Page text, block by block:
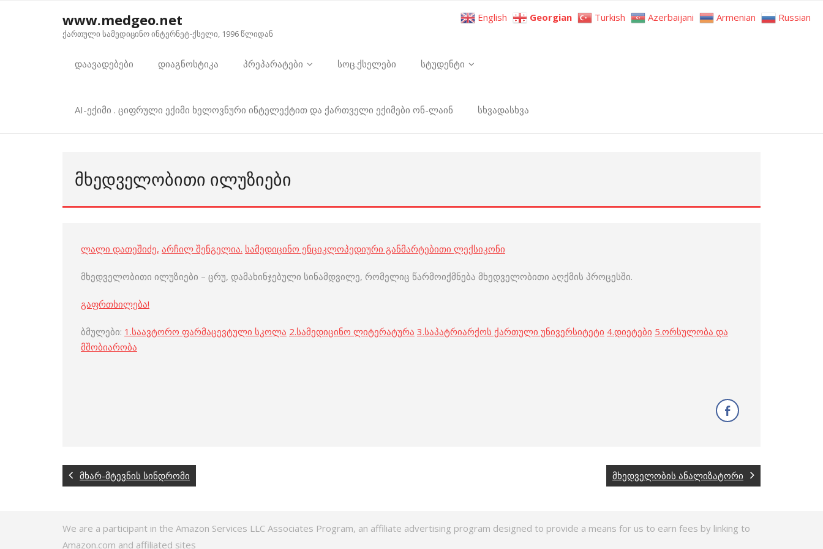
www.medgeo.net
ქართული სამედიცინო ინტერნეტ-ქსელი, 1996 წლიდან
დაავადებები დიაგნოსტიკა პრეპარატები სოც.ქსელები სტუდენტი
AI-ექიმი . ციფრული ექიმი ხელოვნური ინტელექტით და ქართველი ექიმები ონ-ლაინ სხვადასხვა
ᲛᲮᲔᲓᲕᲔᲚᲝᲑᲘᲗᲘ ᲘᲚᲣᲖᲘᲔᲑᲘ
ლალი დათეშიძე, არჩილ შენგელია. სამედიცინო ენციკლოპედიური განმარტებითი ლექსიკონი
მხედველობითი ილუზიები – ცრუ, დამახინჯებული სინამდვილე, რომელიც წარმოიქმნება მხედველობითი აღქმის პროცესში.
გაფრთხილება!
ბმულები: 1.საავტორო ფარმაცევტული სკოლა 2.სამედიცინო ლიტერატურა 3.საპატრიარქოს ქართული უნივერსიტეტი 4.დიეტები 5.ორსულობა და
მშობიარობა
მხარ-მტევნის სინდრომი მხედველობის ანალიზატორი
We are a participant in the Amazon Services LLC Associates Program, an affiliate advertising program designed to provide a means for us to earn fees by linking to
Amazon.com and affiliated sites
English Georgian Turkish Azerbaijani Armenian Russian